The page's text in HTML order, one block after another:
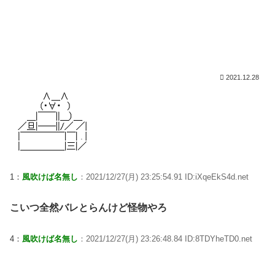
2021.12.28
1： 風吹けば名無し ：2021/12/27(月) 23:25:54.91 ID:iXqeEkS4d.net
こいつ全然バレとらんけど怪物やろ
4： 風吹けば名無し ：2021/12/27(月) 23:26:48.84 ID:8TDYheTD0.net